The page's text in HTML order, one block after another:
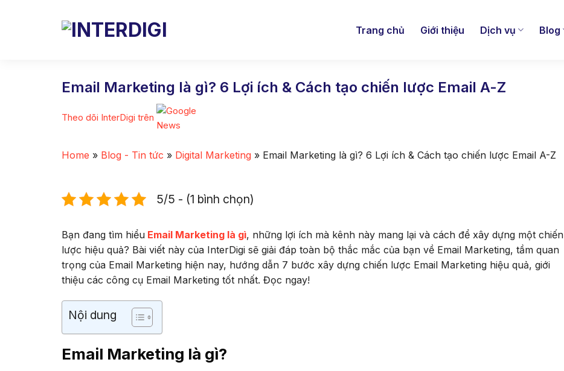
Trang chủ Giới thiệu Dịch vụ Blog
Email Marketing là gì? 6 Lợi ích & Cách tạo chiến lược Email A-Z
Theo dõi InterDigi trên
Home » Blog - Tin tức » Digital Marketing » Email Marketing là gì? 6 Lợi ích & Cách tạo chiến lược Email A-Z
5/5 - (1 bình chọn)
Bạn đang tìm hiểu Email Marketing là gì, những lợi ích mà kênh này mang lại và cách để xây dựng một chiến
lược hiệu quả? Bài viết này của InterDigi sẽ giải đáp toàn bộ thắc mắc của bạn về Email Marketing, tầm quan
trọng của Email Marketing hiện nay, hướng dẫn 7 bước xây dựng chiến lược Email Marketing hiệu quả, giới
thiệu các công cụ Email Marketing tốt nhất. Đọc ngay!
Nội dung
Email Marketing là gì?